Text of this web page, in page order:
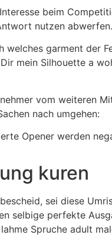
beim
nutzen abwerfen.
welches garment der
mein Silhouette a
vom weiteren
nach umgehen:
Opener werden
kuren
sei diese
selbige perfekte
Spruche adult